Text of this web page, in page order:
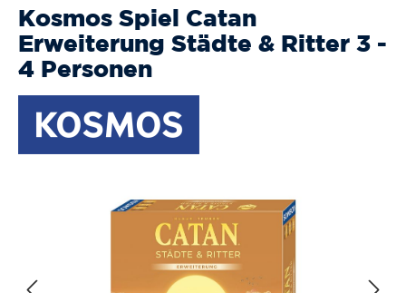
Kosmos Spiel Catan
Erweiterung Städte & Ritter 3 -
4 Personen
Bildergalerie überspringen